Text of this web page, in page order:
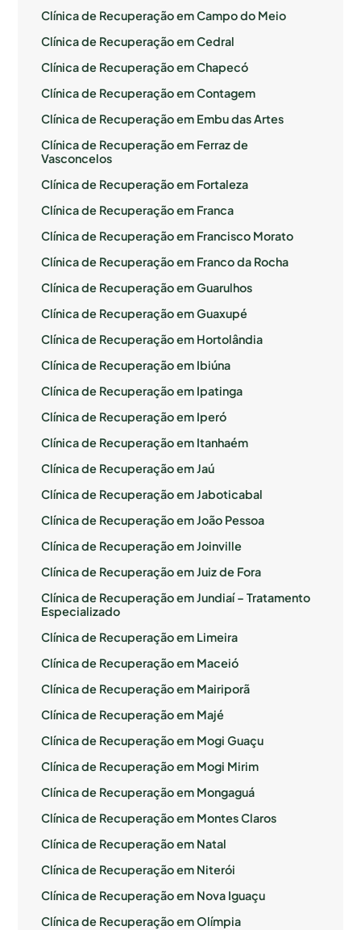
Clínica de Recuperação em Campo do Meio
Clínica de Recuperação em Cedral
Clínica de Recuperação em Chapecó
Clínica de Recuperação em Contagem
Clínica de Recuperação em Embu das Artes
Clínica de Recuperação em Ferraz de
Vasconcelos
Clínica de Recuperação em Fortaleza
Clínica de Recuperação em Franca
Clínica de Recuperação em Francisco Morato
Clínica de Recuperação em Franco da Rocha
Clínica de Recuperação em Guarulhos
Clínica de Recuperação em Guaxupé
Clínica de Recuperação em Hortolândia
Clínica de Recuperação em Ibiúna
Clínica de Recuperação em Ipatinga
Clínica de Recuperação em Iperó
Clínica de Recuperação em Itanhaém
Clínica de Recuperação em Jaú
Clínica de Recuperação em Jaboticabal
Clínica de Recuperação em João Pessoa
Clínica de Recuperação em Joinville
Clínica de Recuperação em Juiz de Fora
Clínica de Recuperação em Jundiaí – Tratamento
Especializado
Clínica de Recuperação em Limeira
Clínica de Recuperação em Maceió
Clínica de Recuperação em Mairiporã
Clínica de Recuperação em Majé
Clínica de Recuperação em Mogi Guaçu
Clínica de Recuperação em Mogi Mirim
Clínica de Recuperação em Mongaguá
Clínica de Recuperação em Montes Claros
Clínica de Recuperação em Natal
Clínica de Recuperação em Niterói
Clínica de Recuperação em Nova Iguaçu
Clínica de Recuperação em Olímpia